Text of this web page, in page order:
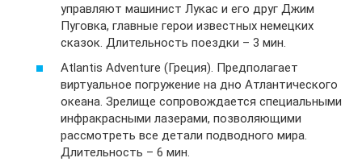
управляют машинист Лукас и его друг Джим
Пуговка, главные герои известных немецких
сказок. Длительность поездки – 3 мин.
Atlantis Adventure (Греция). Предполагает
виртуальное погружение на дно Атлантического
океана. Зрелище сопровождается специальными
инфракрасными лазерами, позволяющими
рассмотреть все детали подводного мира.
Длительность – 6 мин.